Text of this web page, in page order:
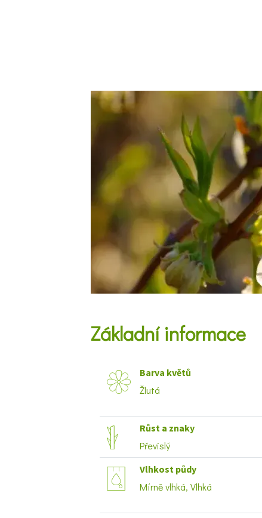
VIDEA
Základní informace
Barva květů
Žlutá
Růst a znaky
Převislý
Vlhkost půdy
Mírně vlhká, Vlhká